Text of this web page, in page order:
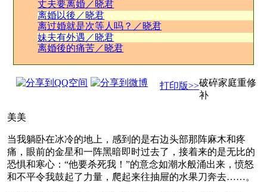
丈夫要离婚／晓君
离婚以後／晓君
离过婚就是次等人吗？／晓君
妹夫有外遇／晓君
离婚後的痛苦／晓君
打印版>>破碎家庭重修
补
美美
当我躺卧在冰冷的地上，感到的是右边头部那阵麻木和疼
痛，眼前的金星和一阵黑暗即时过去了，接着来的是无比的
恐惧和寒心：“他要杀死我！”的意念如潮水般涌出来，愤怒
和不平令我鼓起了力量，爬起来往抽屉的水果刀奔去……。